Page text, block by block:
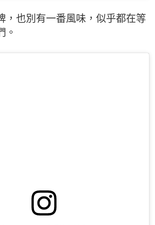
，也別有一番風味，似乎都在等
。